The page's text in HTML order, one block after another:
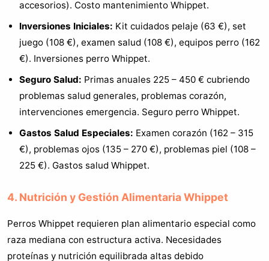
accesorios). Costo mantenimiento Whippet.
Inversiones Iniciales: Kit cuidados pelaje (63 €), set
juego (108 €), examen salud (108 €), equipos perro (162
€). Inversiones perro Whippet.
Seguro Salud: Primas anuales 225 – 450 € cubriendo
problemas salud generales, problemas corazón,
intervenciones emergencia. Seguro perro Whippet.
Gastos Salud Especiales: Examen corazón (162 – 315
€), problemas ojos (135 – 270 €), problemas piel (108 –
225 €). Gastos salud Whippet.
4. Nutrición y Gestión Alimentaria Whippet
Perros Whippet requieren plan alimentario especial como
raza mediana con estructura activa. Necesidades
proteínas y nutrición equilibrada altas debido